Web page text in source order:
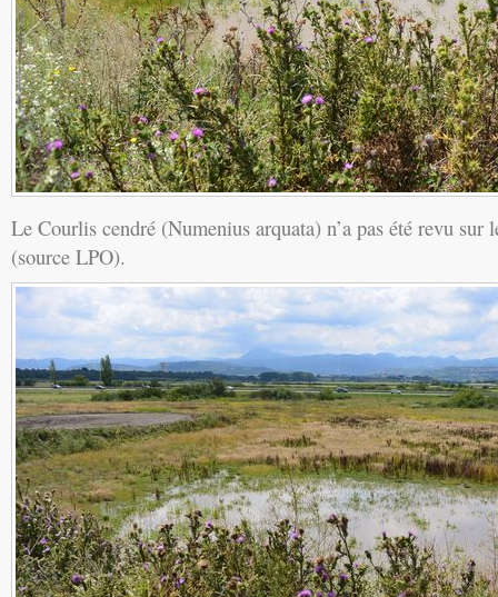
Le Courlis cendré (Numenius arquata) n’a pas été revu sur
(source LPO).